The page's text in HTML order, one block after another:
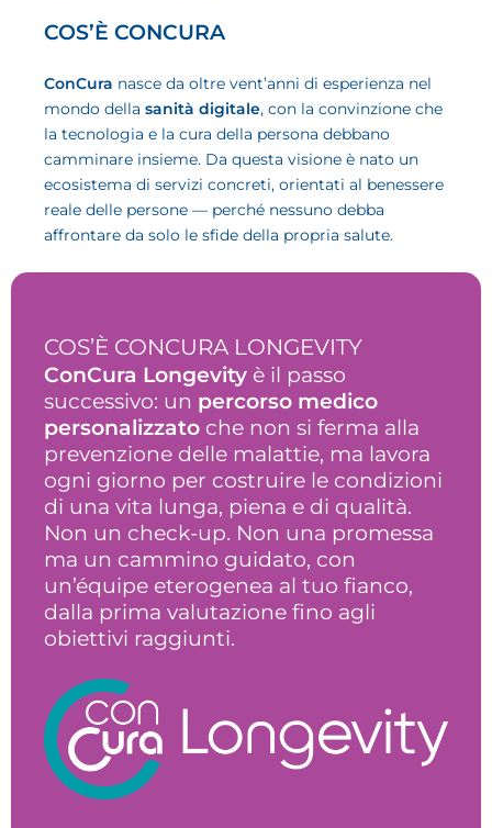
COS’È CONCURA
ConCura nasce da oltre vent’anni di esperienza nel
mondo dellasanità digitale, con la convinzione che
la tecnologia e la cura della persona debbano
camminare insieme. Da questa visione è nato un
ecosistema di servizi concreti, orientati al benessere
reale delle persone — perché nessuno debba
affrontare da solo le sfide della propria salute.
COS’È CONCURA LONGEVITY
ConCura Longevity è il passo
successivo: un percorso medico
personalizzato che non si ferma alla
prevenzione delle malattie, ma lavora
ogni giorno per costruire le condizioni
di una vita lunga, piena e di qualità.
Non un check-up. Non una promessa
ma un cammino guidato, con
un’équipe eterogenea al tuo fianco,
dalla prima valutazione fino agli
obiettivi raggiunti.